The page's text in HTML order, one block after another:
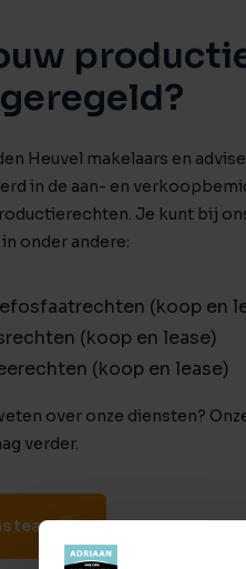
Heuvel makelaars en
in de aan- en
Je kunt bij
onder andere:
(koop en
(koop en lease)
(koop en lease)
over onze diensten?
verder.
team